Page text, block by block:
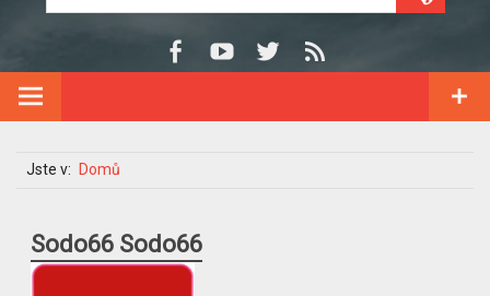
Jste v: Domů
Sodo66 Sodo66